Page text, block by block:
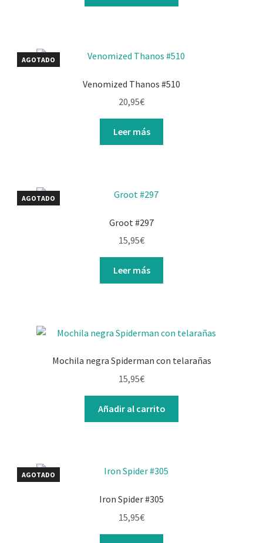
AGOTADO
Venomized Thanos #510
20,95€
Leer más
AGOTADO
Groot #297
15,95€
Leer más
Mochila negra Spiderman con telarañas
15,95€
Añadir al carrito
AGOTADO
Iron Spider #305
15,95€